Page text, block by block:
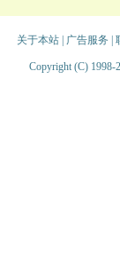
关于本站| 广告服务
Copyright (C) 1998-